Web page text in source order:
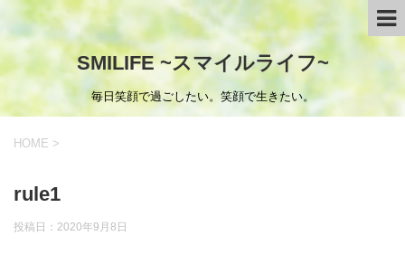
SMILIFE ~スマイルライフ~
毎日笑顔で過ごしたい。笑顔で生きたい。
HOME >
rule1
投稿日： 2020年9月8日